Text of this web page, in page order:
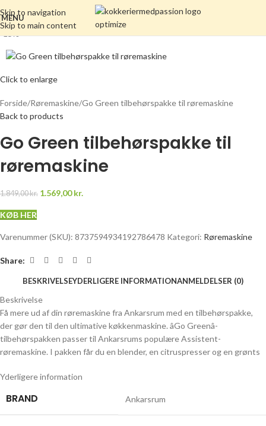
Skip to navigation
Skip to main content
MENU
Click to enlarge
Forside Røremaskine Go Green tilbehørspakke til røremaskine
Back to products
Go Green tilbehørspakke til
røremaskine
1.849,00kr. 1.569,00kr.
KØB HER
Varenummer (SKU): 8737594934192786478 Kategori: Røremaskine
Share:
BESKRIVELSEYDERLIGERE INFORMATIONANMELDELSER (0)
Beskrivelse
Få mere ud af din røremaskine fra Ankarsrum med en tilbehørspakke,
der gør den til den ultimative køkkenmaskine. âGo Greenâ-
tilbehørspakken passer til Ankarsrums populære Assistent-
røremaskine. I pakken får du en blender, en citruspresser og en grønts
Yderligere information
BRAND Ankarsrum